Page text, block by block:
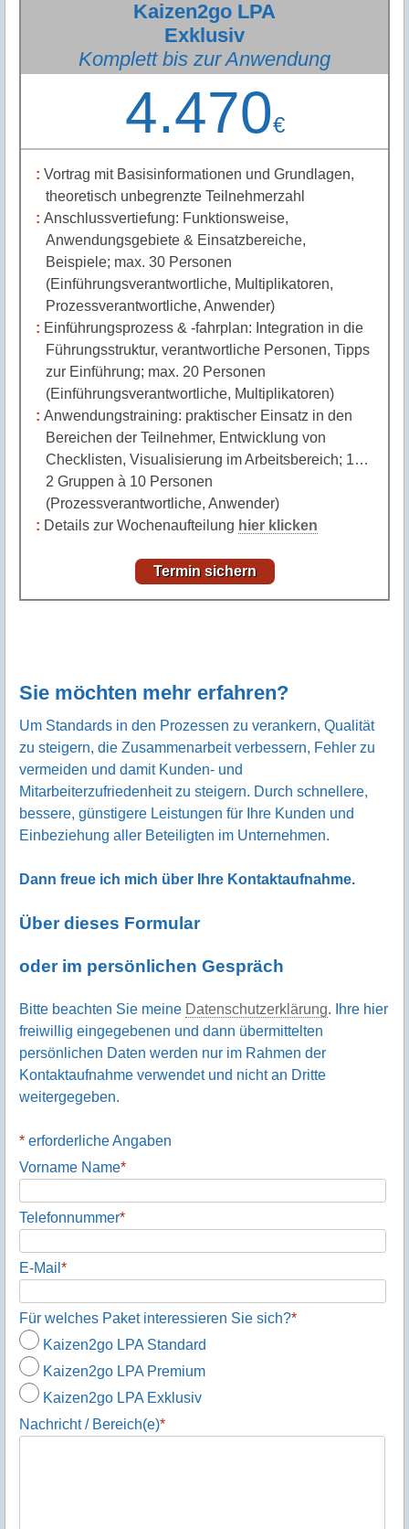
Kaizen2go LPA
Exklusiv
Komplett bis zur Anwendung
4.470€
Vortrag mit Basisinformationen und Grundlagen,
theoretisch unbegrenzte Teilnehmerzahl
Anschlussvertiefung: Funktionsweise,
Anwendungsgebiete & Einsatzbereiche,
Beispiele; max. 30 Personen
(Einführungsverantwortliche, Multiplikatoren,
Prozessverantwortliche, Anwender)
Einführungsprozess & -fahrplan: Integration in die
Führungsstruktur, verantwortliche Personen, Tipps
zur Einführung; max. 20 Personen
(Einführungsverantwortliche, Multiplikatoren)
Anwendungstraining: praktischer Einsatz in den
Bereichen der Teilnehmer, Entwicklung von
Checklisten, Visualisierung im Arbeitsbereich; 1…
2 Gruppen à 10 Personen
(Prozessverantwortliche, Anwender)
Details zur Wochenaufteilung hier klicken
Termin sichern
Sie möchten mehr erfahren?
Um Standards in den Prozessen zu verankern, Qualität
zu steigern, die Zusammenarbeit verbessern, Fehler zu
vermeiden und damit Kunden- und
Mitarbeiterzufriedenheit zu steigern. Durch schnellere,
bessere, günstigere Leistungen für Ihre Kunden und
Einbeziehung aller Beteiligten im Unternehmen.
Dann freue ich mich über Ihre Kontaktaufnahme.
Über dieses Formular
oder im persönlichen Gespräch
Bitte beachten Sie meine Datenschutzerklärung. Ihre hier
freiwillig eingegebenen und dann übermittelten
persönlichen Daten werden nur im Rahmen der
Kontaktaufnahme verwendet und nicht an Dritte
weitergegeben.
* erforderliche Angaben
Vorname Name*
Telefonnummer*
E-Mail *
Für welches Paket interessieren Sie sich?*
Kaizen2go LPA Standard
Kaizen2go LPA Premium
Kaizen2go LPA Exklusiv
Nachricht / Bereich(e)*